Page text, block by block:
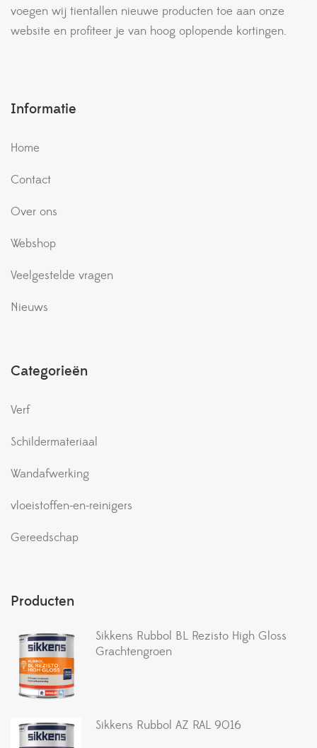
voegen wij tientallen nieuwe producten toe aan onze
website en profiteer je van hoog oplopende kortingen.
Informatie
Home
Contact
Over ons
Webshop
Veelgestelde vragen
Nieuws
Categorieën
Verf
Schildermateriaal
Wandafwerking
vloeistoffen-en-reinigers
Gereedschap
Producten
Sikkens Rubbol BL Rezisto High Gloss
Grachtengroen
Sikkens Rubbol AZ RAL 9016